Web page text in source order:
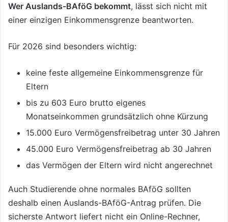
Wer Auslands-BAföG bekommt, lässt sich nicht mit
einer einzigen Einkommensgrenze beantworten.
Für 2026 sind besonders wichtig:
keine feste allgemeine Einkommensgrenze für
Eltern
bis zu 603 Euro brutto eigenes
Monatseinkommen grundsätzlich ohne Kürzung
15.000 Euro Vermögensfreibetrag unter 30 Jahren
45.000 Euro Vermögensfreibetrag ab 30 Jahren
das Vermögen der Eltern wird nicht angerechnet
Auch Studierende ohne normales BAföG sollten
deshalb einen Auslands-BAföG-Antrag prüfen. Die
sicherste Antwort liefert nicht ein Online-Rechner,